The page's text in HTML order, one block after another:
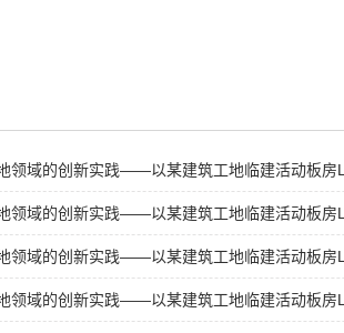
领域的创新实践——以某建筑工地临建活动板房
领域的创新实践——以某建筑工地临建活动板房
领域的创新实践——以某建筑工地临建活动板房
领域的创新实践——以某建筑工地临建活动板房